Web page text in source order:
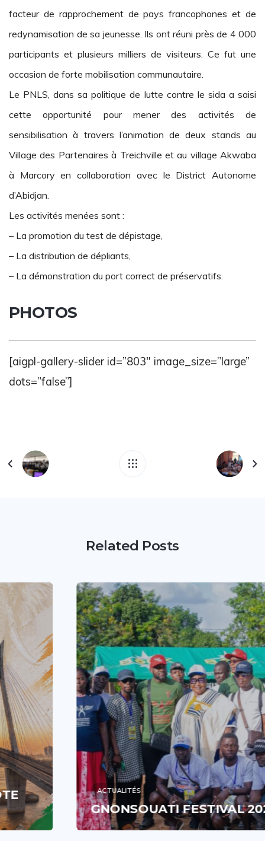
facteur de rapprochement de pays francophones et de
redynamisation de sa jeunesse. Ils ont réuni près de 4 000
participants et plusieurs milliers de visiteurs. Ce fut une
occasion de forte mobilisation communautaire.
Le PNLS, dans sa politique de lutte contre le sida a saisi
cette opportunité pour mener des activités de
sensibilisation à travers l’animation de deux stands au
Village des Partenaires à Treichville et au village Akwaba
à Marcory en collaboration avec le District Autonome
d’Abidjan.
Les activités menées sont :
– La promotion du test de dépistage,
– La distribution de dépliants,
– La démonstration du port correct de préservatifs.
PHOTOS
[aigpl-gallery-slider id=”803″ image_size=”large”
dots=”false”]
Related Posts
ACTUALITÉS
GNONSOUATI FESTIVAL 2026